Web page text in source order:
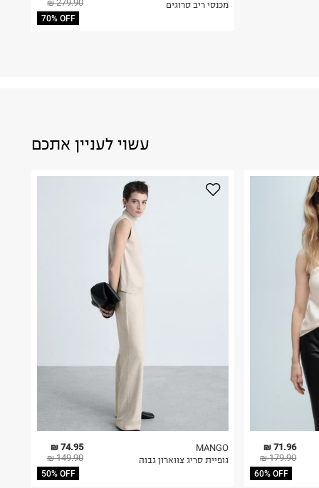
279.90 ₪
70% OFF
מכנסי ריב סרוגים
עשוי לעניין אתכם
74.95 ₪
149.90 ₪
50% OFF
MANGO
גופיית סריג צווארון גבוה
71.96 ₪
179.90 ₪
60% OFF